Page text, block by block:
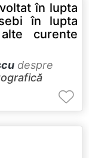
în lupta
în lupta
curente
despre